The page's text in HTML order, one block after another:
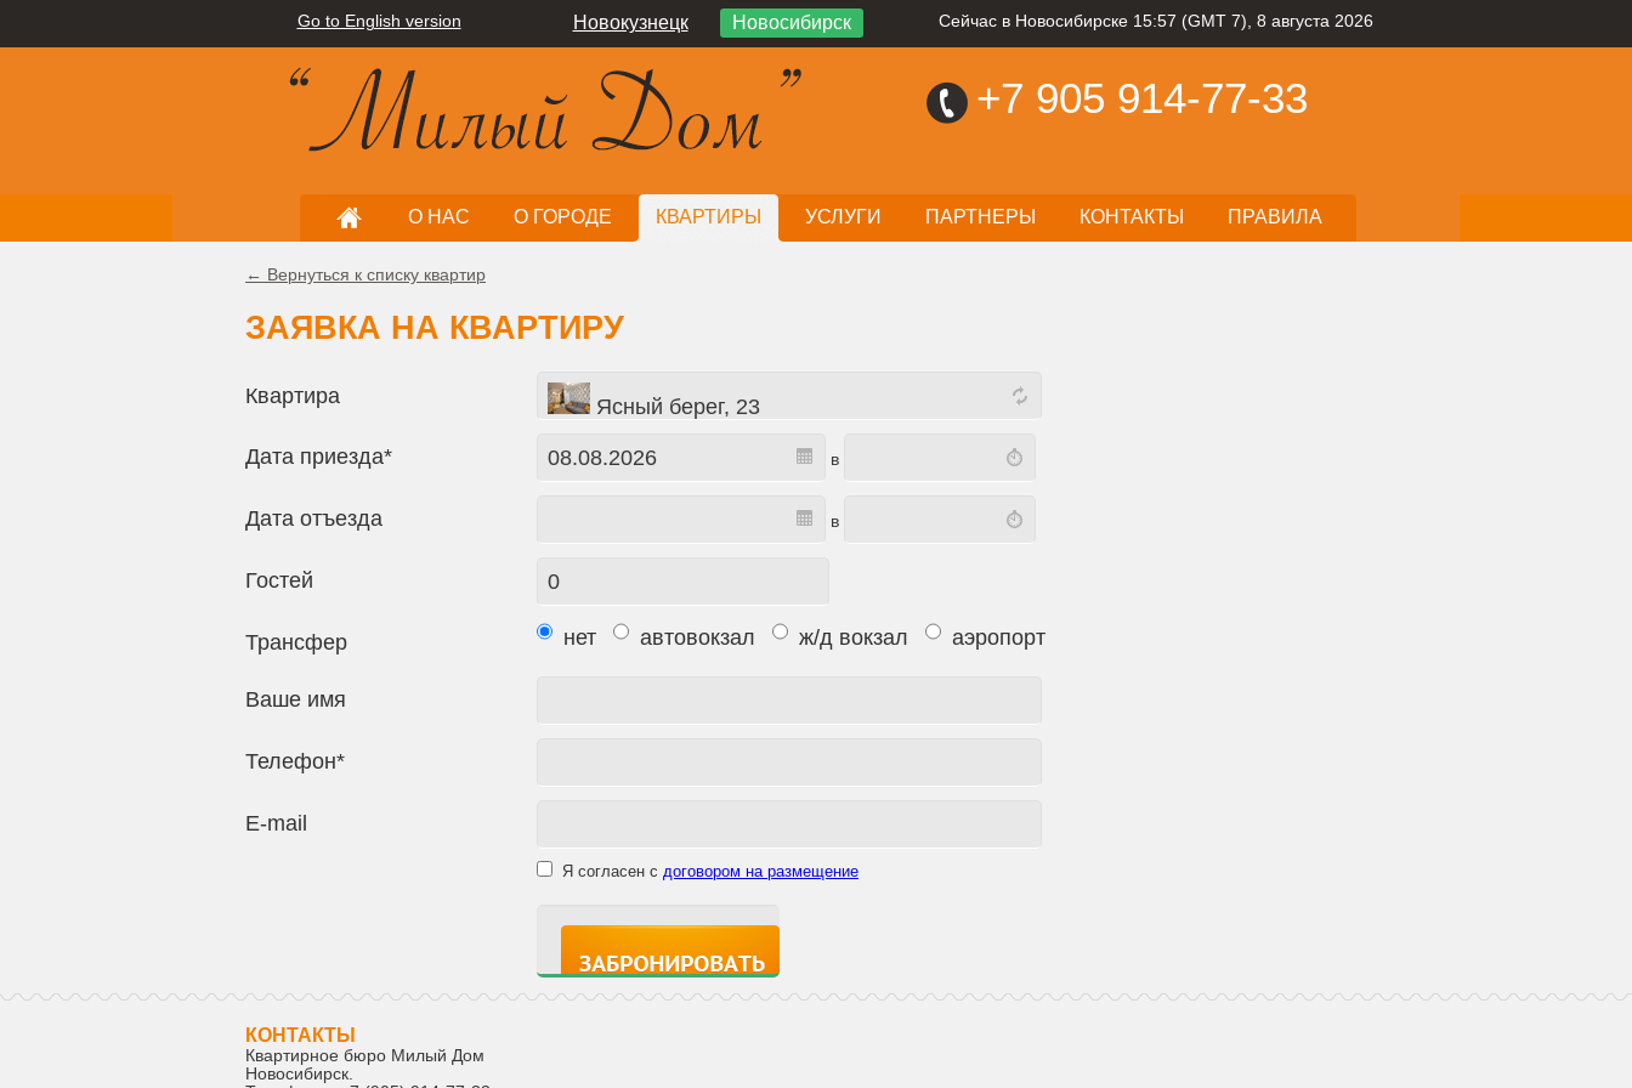
Go to English version Новокузнецк Новосибирск Сейчас в Новосибирске 15:57 (GMT 7), 8 августа 2026
+7 905 914-77-33
О НАС О ГОРОДЕ КВАРТИРЫ УСЛУГИ ПАРТНЕРЫ КОНТАКТЫ ПРАВИЛА
← Вернуться к списку квартир
ЗАЯВКА НА КВАРТИРУ
Квартира Ясный берег, 23
Дата приезда* в
Дата отъезда в
Гостей
Трансфер нет автовокзал ж/д вокзал аэропорт
Ваше имя
Телефон*
E-mail
Я согласен с договором на размещение
КОНТАКТЫ
Квартирное бюро Милый Дом
Новосибирск.